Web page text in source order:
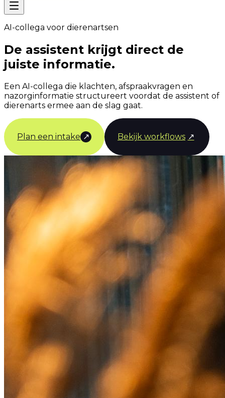
AI-collega voor dierenartsen
De assistent krijgt direct de
juiste informatie.
Een AI-collega die klachten, afspraakvragen en
nazorginformatie structureert voordat de assistent of
dierenarts ermee aan de slag gaat.
Plan een intake ↗ Bekijk workflows ↗